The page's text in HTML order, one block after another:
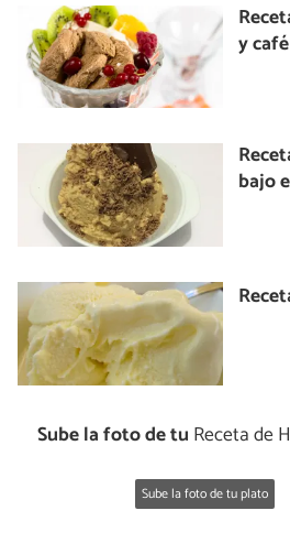
y café
bajo
Sube la foto de tu Receta de
Sube la foto de tu plato